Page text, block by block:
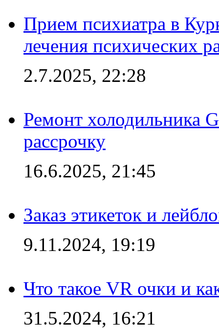
Прием психиатра в
лечения психических
2.7.2025, 22:28
Ремонт холодильника
рассрочку
16.6.2025, 21:45
Заказ этикеток и
9.11.2024, 19:19
Что такое VR очки и
31.5.2024, 16:21